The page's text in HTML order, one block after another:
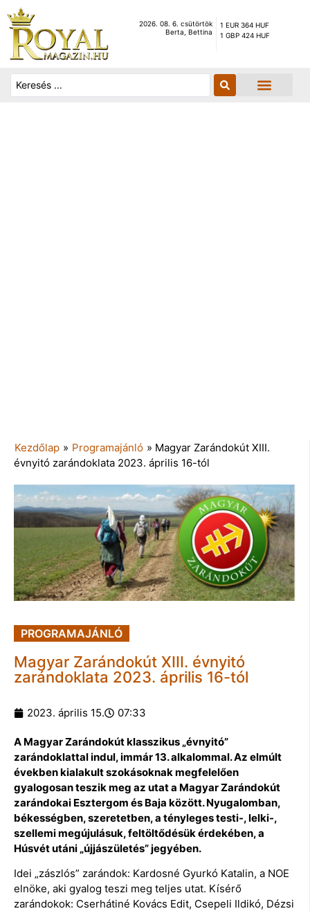
2026. 08. 6. csütörtök
Berta, Bettina
1 EUR 364 HUF
1 GBP 424 HUF
Kezdőlap » Programajánló » Magyar Zarándokút XIII.
évnyitó zarándoklata 2023. április 16-tól
PROGRAMAJÁNLÓ
Magyar Zarándokút XIII. évnyitó
zarándoklata 2023. április 16-tól
2023. április 15. 07:33
A Magyar Zarándokút klasszikus „évnyitó”
zarándoklattal indul, immár 13. alkalommal. Az elmúlt
években kialakult szokásoknak megfelelően
gyalogosan teszik meg az utat a Magyar Zarándokút
zarándokai Esztergom és Baja között. Nyugalomban,
békességben, szeretetben, a tényleges testi-, lelki-,
szellemi megújulásuk, feltöltődésük érdekében, a
Húsvét utáni „újjászületés” jegyében.
Idei „zászlós” zarándok: Kardosné Gyurkó Katalin, a NOE
elnöke, aki gyalog teszi meg teljes utat. Kísérő
zarándokok: Cserhátiné Kovács Edit, Csepeli Ildikó, Dézsi